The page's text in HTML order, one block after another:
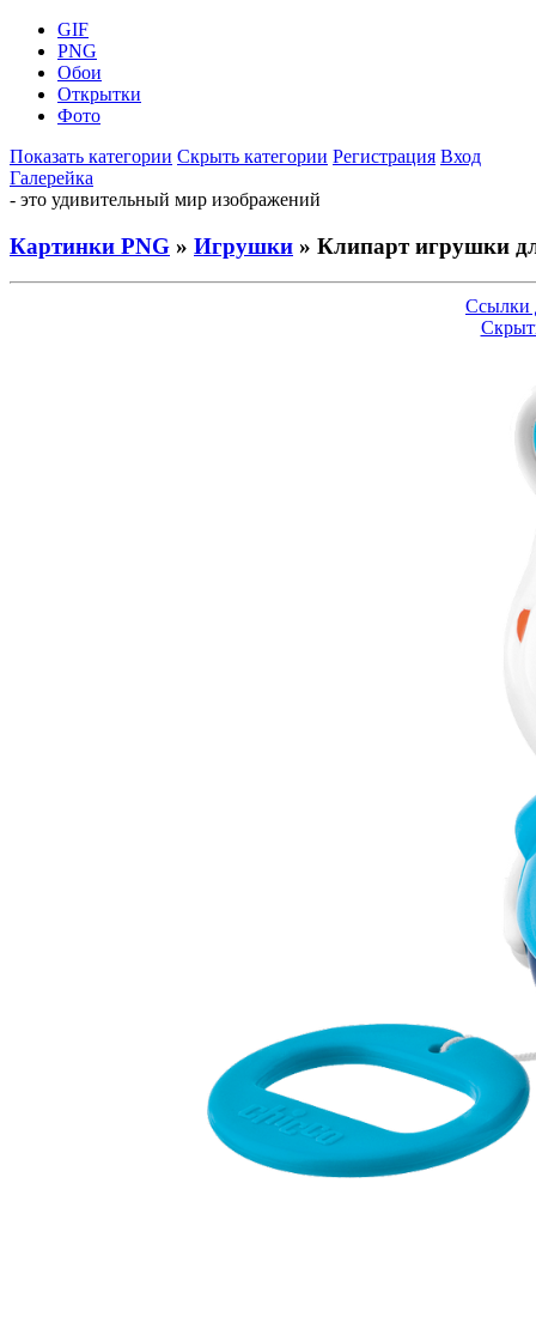
GIF
PNG
Обои
Открытки
Фото
Показать категории Скрыть категории Регистрация Вход
Галерейка
- это удивительный мир изображений
Картинки PNG » Игрушки » Клипарт игрушки
Ссылки